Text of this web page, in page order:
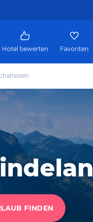
Hotel bewerten Favoriten